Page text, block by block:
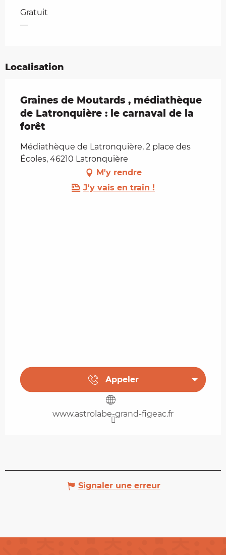
Tarifs 2026
Gratuit
—
Localisation
Graines de Moutards , médiathèque
de Latronquière : le carnaval de la
forêt
Médiathèque de Latronquière, 2 place des
Écoles, 46210 Latronquière
M'y rendre
J'y vais en train !
Appeler
www.astrolabe-grand-figeac.fr
Signaler une erreur